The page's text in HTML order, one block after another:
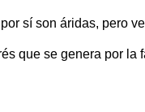
sí son áridas, pero
que se genera por la